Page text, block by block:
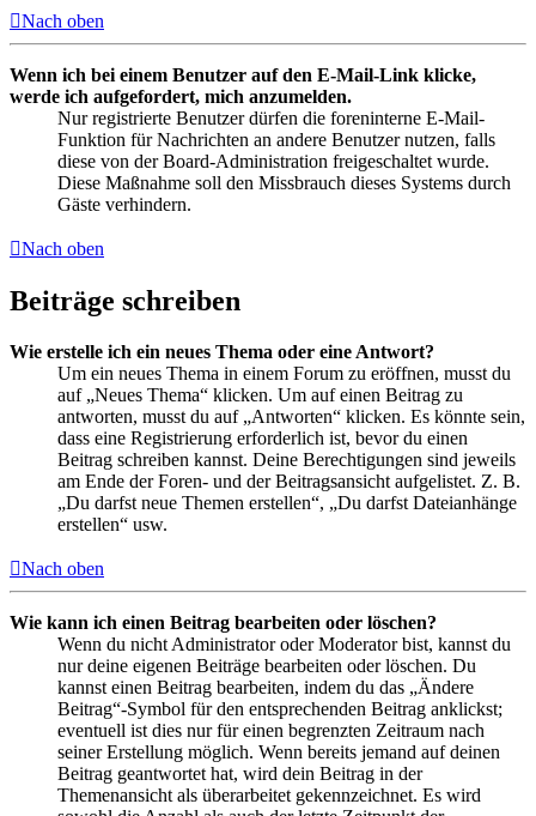
Nach oben
Wenn ich bei einem Benutzer auf den E-Mail-Link klicke,
werde ich aufgefordert, mich anzumelden.
Nur registrierte Benutzer dürfen die foreninterne E-Mail-
Funktion für Nachrichten an andere Benutzer nutzen, falls
diese von der Board-Administration freigeschaltet wurde.
Diese Maßnahme soll den Missbrauch dieses Systems durch
Gäste verhindern.
Nach oben
Beiträge schreiben
Wie erstelle ich ein neues Thema oder eine Antwort?
Um ein neues Thema in einem Forum zu eröffnen, musst du
auf „Neues Thema“ klicken. Um auf einen Beitrag zu
antworten, musst du auf „Antworten“ klicken. Es könnte sein,
dass eine Registrierung erforderlich ist, bevor du einen
Beitrag schreiben kannst. Deine Berechtigungen sind jeweils
am Ende der Foren- und der Beitragsansicht aufgelistet. Z. B.
„Du darfst neue Themen erstellen“, „Du darfst Dateianhänge
erstellen“ usw.
Nach oben
Wie kann ich einen Beitrag bearbeiten oder löschen?
Wenn du nicht Administrator oder Moderator bist, kannst du
nur deine eigenen Beiträge bearbeiten oder löschen. Du
kannst einen Beitrag bearbeiten, indem du das „Ändere
Beitrag“-Symbol für den entsprechenden Beitrag anklickst;
eventuell ist dies nur für einen begrenzten Zeitraum nach
seiner Erstellung möglich. Wenn bereits jemand auf deinen
Beitrag geantwortet hat, wird dein Beitrag in der
Themenansicht als überarbeitet gekennzeichnet. Es wird